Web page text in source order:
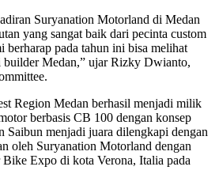
Suryanation Motorland di Medan
yang sangat baik dari pecinta custom
berharap pada tahun ini bisa melihat
builder Medan,” ujar Rizky Dwianto,
Region Medan berhasil menjadi milik
berbasis CB 100 dengan konsep
Saibun menjadi juara dilengkapi dengan
oleh Suryanation Motorland dengan
Expo di kota Verona, Italia pada